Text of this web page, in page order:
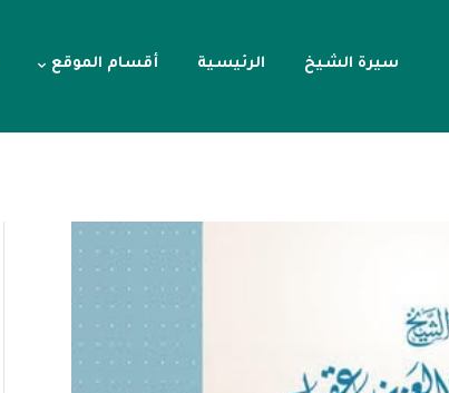
سيرة الشيخ الرئيسية أقسام الموقع